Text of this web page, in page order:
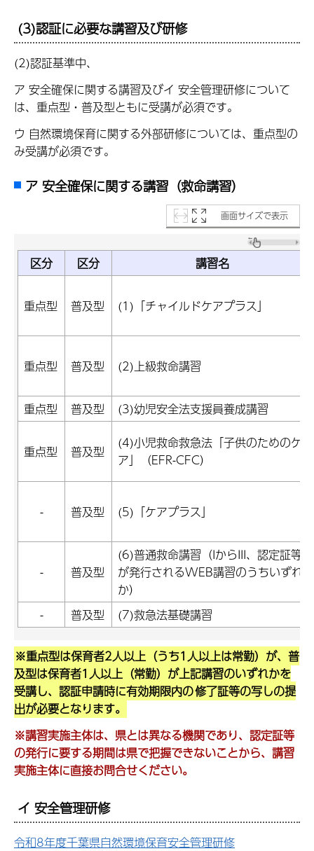
(3)認証に必要な講習及び研修
(2)認証基準中、
ア 安全確保に関する講習及びイ 安全管理研修について
は、重点型・普及型ともに受講が必須です。
ウ 自然環境保育に関する外部研修については、重点型の
み受講が必須です。
ア 安全確保に関する講習（救命講習）
画面サイズで表示
区分 区分 講習名
重点型 普及型 (1)「チャイルドケアプラス」
重点型 普及型 (2)上級救命講習
重点型 普及型 (3)幼児安全法支援員養成講習
重点型 普及型
(4)小児救命救急法「子供のためのケ
ア」（EFR-CFC）
- 普及型 (5)「ケアプラス」
- 普及型
(6)普通救命講習（IからIII、認定証等
が発行されるWEB講習のうちいずれ
か）
-
普及型 (7)救急法基礎講習
※重点型は保育者2人以上（うち1人以上は常勤）が、普
及型は保育者1人以上（常勤）が上記講習のいずれかを
受講し、認証申請時に有効期限内の修了証等の写しの提
出が必要となります。
※講習実施主体は、県とは異なる機関であり、 認定証等
の発行に要する期間は県で把握できないことから、講習
実施主体に直接お問合せください。
イ 安全管理研修
令和8年度千葉県自然環境保育安全管理研修